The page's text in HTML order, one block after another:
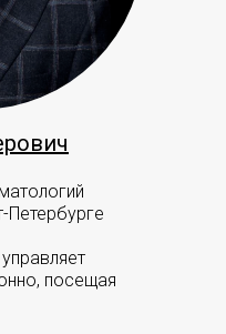
Петербурге
посещая